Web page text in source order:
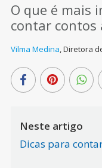
O que é mais
contar contos
Vilma Medina,Diretora
Neste artigo
Dicas para